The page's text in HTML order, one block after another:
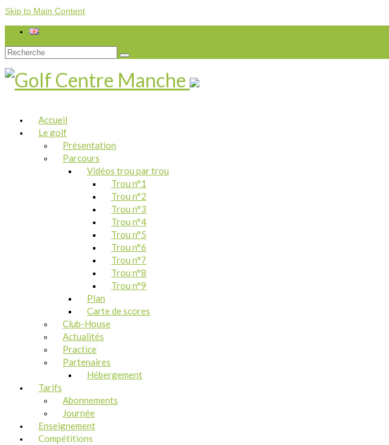
Skip to Main Content
Rechercher
Accueil
Le golf
Présentation
Parcours
Vidéos trou par trou
Trou n°1
Trou n°2
Trou n°3
Trou n°4
Trou n°5
Trou n°6
Trou n°7
Trou n°8
Trou n°9
Plan
Carte de scores
Club-House
Actualités
Practice
Partenaires
Hébergement
Tarifs
Abonnements
Journée
Enseignement
Compétitions